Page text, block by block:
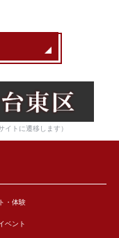
イトに遷移します）
・体験
ベント